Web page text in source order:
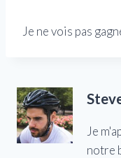
Je ne vois pas
Je
notre